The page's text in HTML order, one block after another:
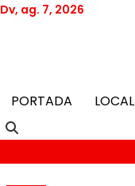
Skip
Dv, ag. 7, 2026
PORTADA
LOCAL